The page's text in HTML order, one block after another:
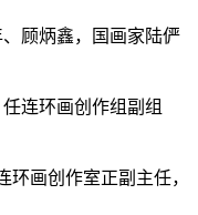
顾炳鑫，国画家陆俨
连环画创作组副组
画创作室正副主任，